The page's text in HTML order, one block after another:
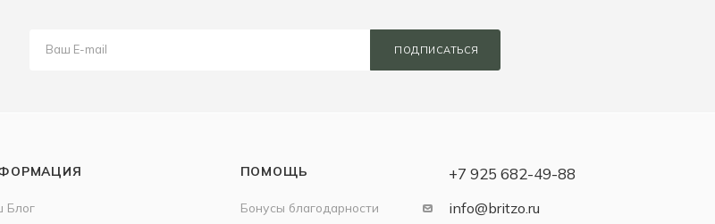
ПОДПИСАТЬСЯ
Блог
ПОМОЩЬ
Бонусы благодарности
+7 925 682-49-88
info@britzo.ru